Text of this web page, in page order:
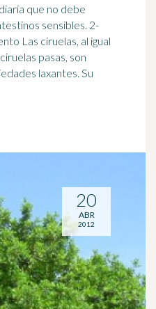
que no debe
sensibles. 2-
Las ciruelas, al igual
pasas, son
laxantes. Su
20
ABR
2012